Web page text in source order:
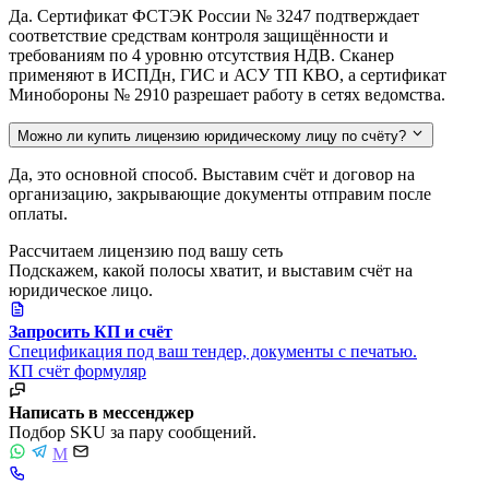
Да. Сертификат ФСТЭК России № 3247 подтверждает
соответствие средствам контроля защищённости и
требованиям по 4 уровню отсутствия НДВ. Сканер
применяют в ИСПДн, ГИС и АСУ ТП КВО, а сертификат
Минобороны № 2910 разрешает работу в сетях ведомства.
Можно ли купить лицензию юридическому лицу по счёту?
Да, это основной способ. Выставим счёт и договор на
организацию, закрывающие документы отправим после
оплаты.
Рассчитаем лицензию под вашу сеть
Подскажем, какой полосы хватит, и выставим счёт на
юридическое лицо.
Запросить КП и счёт
Спецификация под ваш тендер, документы с печатью.
КП счёт формуляр
Написать в мессенджер
Подбор SKU за пару сообщений.
M